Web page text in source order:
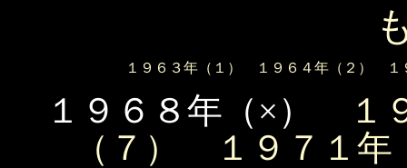
１９６３年（１） １９６４年（２）
１９６８年（×）
１
（７）
１９７１年